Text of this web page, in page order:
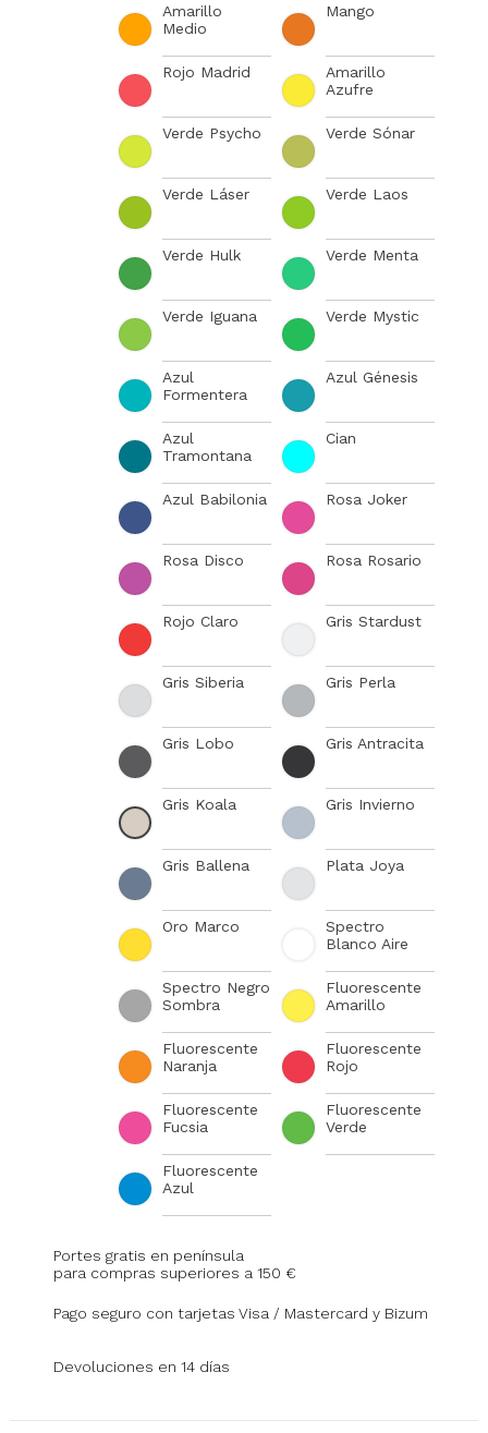
Amarillo
Medio
Mango
Rojo Madrid
Amarillo
Azufre
Verde Psycho Verde Sónar
Verde Láser Verde Laos
Verde Hulk Verde Menta
Verde Iguana Verde Mystic
Azul
Formentera
Azul Génesis
Azul
Tramontana
Cian
Azul Babilonia Rosa Joker
Rosa Disco Rosa Rosario
Rojo Claro Gris Stardust
Gris Siberia Gris Perla
Gris Lobo Gris Antracita
Gris Koala Gris Invierno
Gris Ballena Plata Joya
Oro Marco
Spectro
Blanco Aire
Spectro Negro
Sombra
Fluorescente
Amarillo
Fluorescente
Naranja
Fluorescente
Rojo
Fluorescente
Fucsia
Fluorescente
Verde
Fluorescente
Azul
Portes gratis en península
para compras superiores a 150 €
Pago seguro con tarjetas Visa / Mastercard y Bizum
Devoluciones en 14 días